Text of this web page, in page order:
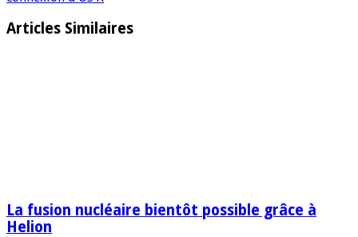
Articles Similaires
La fusion nucléaire bientôt possible grâce à
Helion